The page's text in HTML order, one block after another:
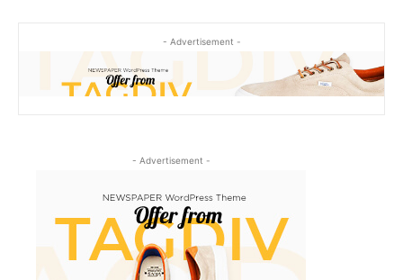
- Advertisement -
- Advertisement -